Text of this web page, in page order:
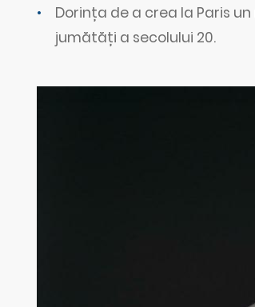
Dorința de a crea la Paris
jumătăți a secolului 20.